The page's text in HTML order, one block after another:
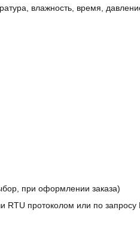
влажность, время,
при оформлении заказа)
RTU протоколом или по